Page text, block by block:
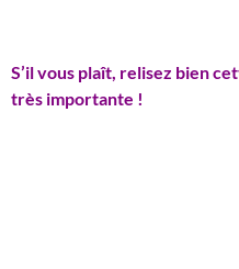
S’il vous plaît, relisez bien
très importante !